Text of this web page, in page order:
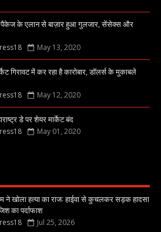
पैकेज के एलान से बाज़ार हुआ गुलजार, सेंसेक्स और
May 13, 2020
गिरावट में कर रहा है कारोबार, डॉलर्स के मुकाबले
May 12, 2020
डे पर शेयर मार्केट बंद
May 01, 2020
ने खोला हत्या का राज: हाईवा से कुचलकर सड़क हादसा
का पर्दाफाश
Jul 25, 2026